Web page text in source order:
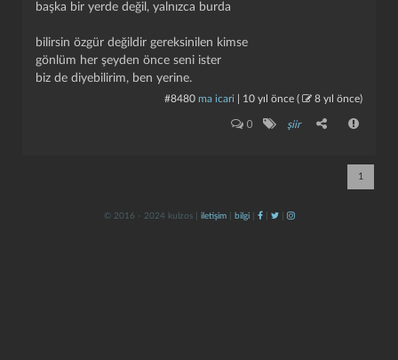
başka bir yerde değil, yalnızca burda
bilirsin özgür değildir gereksinilen kimse
gönlüm her şeyden önce seni ister
biz de diyebilirim, ben yerine.
#8480 ma icari 10 yıl önce ( 8 yıl önce)
0 şiir
1
kapat kaydet
© 2016 - 2024 kulzos | iletişim| bilgi| | |